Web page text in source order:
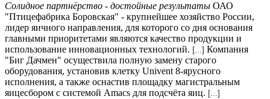
Солидное партнёрство - достойные результаты ОАО
"Птицефабрика Боровская" - крупнейшее хозяйство России,
лидер яичного направления, для которого со дня основания
главными приоритетами являются качество продукции и
использование инновационных технологий. [...] Компания
"Биг Дачмен" осуществила полную замену старого
оборудования, установив клетку Univent 8-ярусного
исполнения, а также оснастив площадку магистральным
яицесбором с системой Amacs для подсчёта яиц. [...]